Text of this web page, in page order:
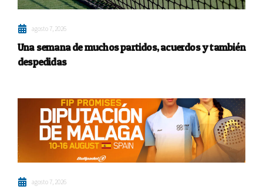
agosto 7, 2026
Una semana de muchos partidos, acuerdos y también
despedidas
agosto 7, 2026